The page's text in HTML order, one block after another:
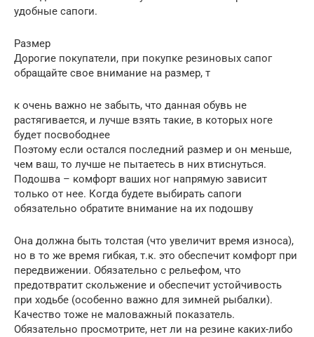
удобные сапоги.
Размер
Дорогие покупатели, при покупке резиновых сапог
обращайте свое внимание на размер, т
к очень важно не забыть, что данная обувь не
растягивается, и лучше взять такие, в которых ноге
будет посвободнее
Поэтому если остался последний размер и он меньше,
чем ваш, то лучше не пытаетесь в них втиснуться.
Подошва – комфорт ваших ног напрямую зависит
только от нее. Когда будете выбирать сапоги
обязательно обратите внимание на их подошву
Она должна быть толстая (что увеличит время износа),
но в то же время гибкая, т.к. это обеспечит комфорт при
передвижении. Обязательно с рельефом, что
предотвратит скольжение и обеспечит устойчивость
при ходьбе (особенно важно для зимней рыбалки).
Качество тоже не маловажный показатель.
Обязательно просмотрите, нет ли на резине каких-либо